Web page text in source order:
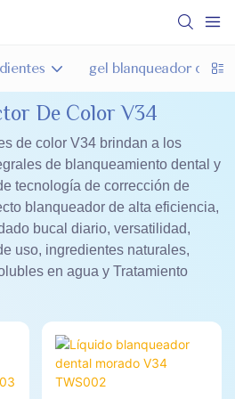
gel blanqueador de
De Color V34
de color V34 brindan a los
de blanqueamiento dental y
tecnología de corrección de
blanqueador de alta eficiencia,
bucal diario, versatilidad,
uso, ingredientes naturales,
en agua y Tratamiento